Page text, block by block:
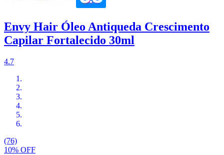
Envy Hair Óleo Antiqueda Crescimento
Capilar Fortalecido 30ml
4.7
(76)
10% OFF